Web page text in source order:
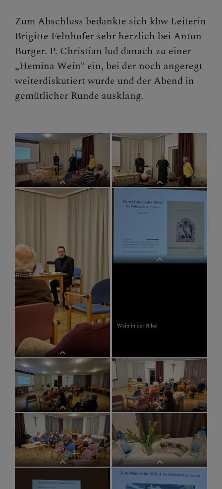
Zum Abschluss bedankte sich kbw Leiterin
Brigitte Felnhofer sehr herzlich bei Anton
Burger. P. Christian lud danach zu einer
„Hemina Wein“ ein, bei der noch angeregt
weiterdiskutiert wurde und der Abend in
gemütlicher Runde ausklang.
Wein in der Bibel
Wein in der Bibel Wein in der Bibel